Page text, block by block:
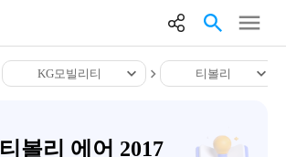
KG모빌리티 티볼리
티볼리 에어 2017